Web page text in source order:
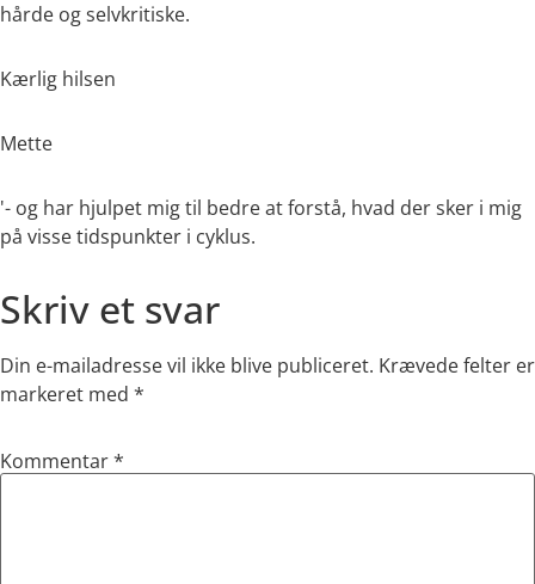
hårde og selvkritiske.
Kærlig hilsen
Mette
'- og har hjulpet mig til bedre at forstå, hvad der sker i mig
på visse tidspunkter i cyklus.
Skriv et svar
Din e-mailadresse vil ikke blive publiceret. Krævede felter er
markeret med *
Kommentar*